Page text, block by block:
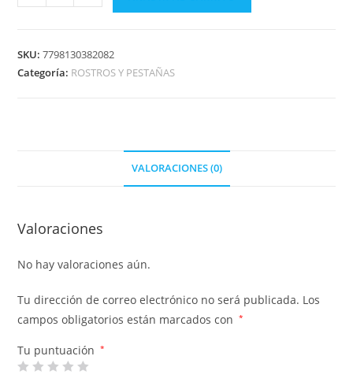
SKU:7798130382082
Categoría: ROSTROS Y PESTAÑAS
VALORACIONES (0)
Valoraciones
No hay valoraciones aún.
Tu dirección de correo electrónico no será publicada. Los
campos obligatorios están marcados con
*
Tu puntuación *